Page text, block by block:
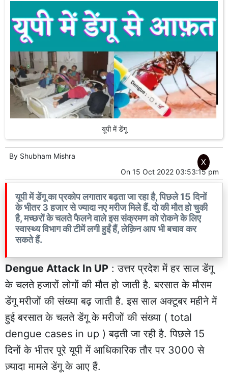
यूपी में डेंगू
By Shubham Mishra
On 15 Oct 2022 03:53:15 pm
यूपी में डेंगू का प्रकोप लगातार बढ़ता जा रहा है, पिछले 15 दिनों
के भीतर 3 हजार से ज्यादा नए मरीज मिले हैं. दो की मौत हो चुकी
है, मच्छरों के चलते फैलने वाले इस संक्रमण को रोकने के लिए
स्वास्थ्य विभाग की टीमें लगी हुईं हैं, लेक़िन आप भी बचाव कर
सकते हैं.
Dengue Attack In UP : उत्तर प्रदेश में हर साल डेंगू
के चलते हजारों लोगों की मौत हो जाती है. बरसात के मौसम
डेंगू मरीजों की संख्या बढ़ जाती है. इस साल अक्टूबर महीने में
हुई बरसात के चलते डेंगू के मरीजों की संख्या ( total
dengue cases in up ) बढ़ती जा रही है. पिछले 15
दिनों के भीतर पूरे यूपी में आधिकारिक तौर पर 3000 से
ज़्यादा मामले डेंगू के आए हैं.
X